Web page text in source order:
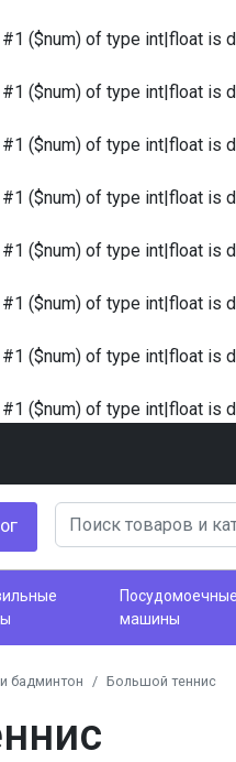
($num) of type int|float is
($num) of type int|float is
($num) of type int|float is
($num) of type int|float is
($num) of type int|float is
($num) of type int|float is
($num) of type int|float is
($num) of type int|float is
Посудомоечные
машины
бадминтон Большой теннис